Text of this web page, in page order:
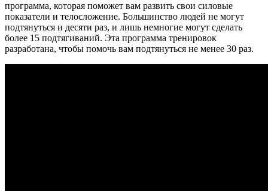
программа, которая поможет вам развить свои силовые
показатели и телосложение. Большинство людей не могут
подтянуться и десяти раз, и лишь немногие могут сделать
более 15 подтягиваний. Эта программа тренировок
разработана, чтобы помочь вам подтянуться не менее 30 раз.